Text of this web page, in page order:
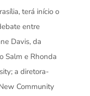
terá início o
entre
Davis, da
Salm e Rhonda
a diretora-
Community